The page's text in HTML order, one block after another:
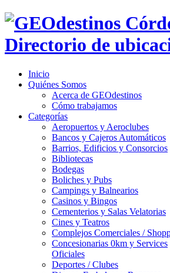
Inicio
Quiénes Somos
Acerca de GEOdestinos
Cómo trabajamos
Categorías
Aeropuertos y Aeroclubes
Bancos y Cajeros Automáticos
Barrios, Edificios y Consorcios
Bibliotecas
Bodegas
Boliches y Pubs
Campings y Balnearios
Casinos y Bingos
Cementerios y Salas Velatorias
Cines y Teatros
Complejos Comerciales /
Concesionarias 0km y Services
Oficiales
Deportes / Clubes